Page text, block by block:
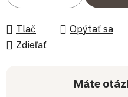
Tlač Opýtať sa
Zdieľať
Máte